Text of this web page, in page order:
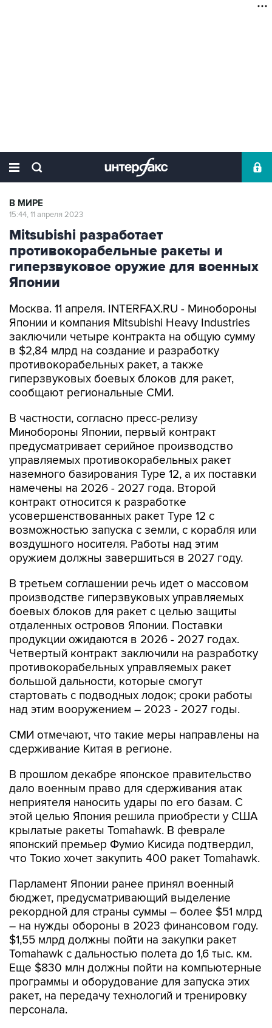
В МИРЕ
15:44, 11 апреля 2023
Mitsubishi разработает
противокорабельные ракеты и
гиперзвуковое оружие для военных
Японии
Москва. 11 апреля. INTERFAX.RU - Минобороны
Японии и компания Mitsubishi Heavy Industries
заключили четыре контракта на общую сумму
в $2,84 млрд на создание и разработку
противокорабельных ракет, а также
гиперзвуковых боевых блоков для ракет,
сообщают региональные СМИ.
В частности, согласно пресс-релизу
Минобороны Японии, первый контракт
предусматривает серийное производство
управляемых противокорабельных ракет
наземного базирования Type 12, а их поставки
намечены на 2026 - 2027 года. Второй
контракт относится к разработке
усовершенствованных ракет Type 12 с
возможностью запуска с земли, с корабля или
воздушного носителя. Работы над этим
оружием должны завершиться в 2027 году.
В третьем соглашении речь идет о массовом
производстве гиперзвуковых управляемых
боевых блоков для ракет с целью защиты
отдаленных островов Японии. Поставки
продукции ожидаются в 2026 - 2027 годах.
Четвертый контракт заключили на разработку
противокорабельных управляемых ракет
большой дальности, которые смогут
стартовать с подводных лодок; сроки работы
над этим вооружением – 2023 - 2027 годы.
СМИ отмечают, что такие меры направлены на
сдерживание Китая в регионе.
В прошлом декабре японское правительство
дало военным право для сдерживания атак
неприятеля наносить удары по его базам. С
этой целью Япония решила приобрести у США
крылатые ракеты Tomahawk. В феврале
японский премьер Фумио Кисида подтвердил,
что Токио хочет закупить 400 ракет Tomahawk.
Парламент Японии ранее принял военный
бюджет, предусматривающий выделение
рекордной для страны суммы – более $51 млрд
– на нужды обороны в 2023 финансовом году.
$1,55 млрд должны пойти на закупки ракет
Tomahawk с дальностью полета до 1,6 тыс. км.
Еще $830 млн должны пойти на компьютерные
программы и оборудование для запуска этих
ракет, на передачу технологий и тренировку
персонала.